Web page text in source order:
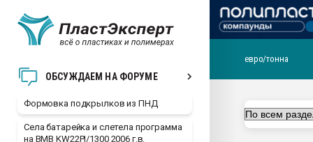
ОБСУЖДАЕМ НА ФОРУМЕ
Формовка подкрылков из ПНД
Села батарейка и слетела программа
на BMB KW22PI/1300 2006 г.в.
29.07.2026 ФРП помог
евро/тонна